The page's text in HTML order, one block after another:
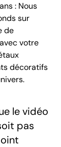
: Nous
sur
de
votre
décoratifs
le vidéo
pas